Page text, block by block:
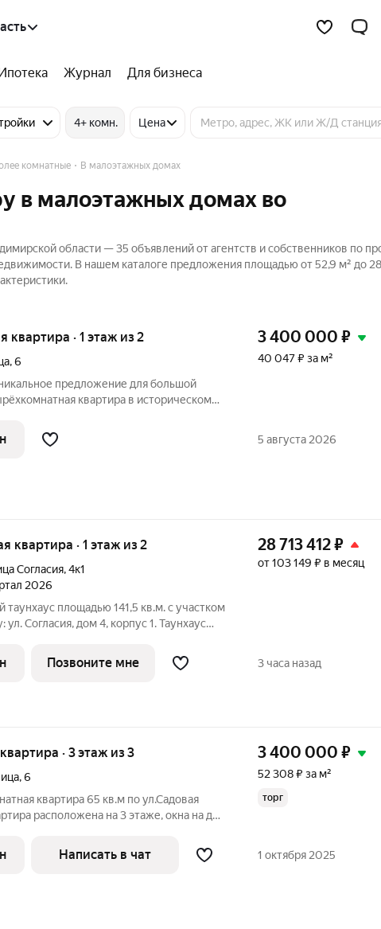
Журнал Для бизнеса
4+ комн. Цена
комнатные В малоэтажных домах
в малоэтажных домах во
области — 35 объявлений от агентств и собственников по
В нашем каталоге предложения площадью от 52,9 м² до
квартира · 1 этаж из 2
,6
предложение для большой
квартира в историческом
м на Подлесной улице, 6. Квартира
3 400 000 ₽
40 047 ₽ за м²
5 августа 2026
квартира · 1 этаж из 2
Согласия,4к1
2026
таунхаус площадью 141,5 кв.м. с участком
Согласия, дом 4, корпус 1. Таунхаус
индивидуальное отопление
28 713 412₽
от 103 149 ₽ в месяц
Позвоните мне 3 часа назад
· 3 этаж из 3
,6
квартира 65 кв.м по ул.Садовая
расположена на 3 этаже, окна на две
комнаты,с/у
3 400 000 ₽
52 308 ₽ за м²
торг
Написать в чат 1 октября 2025